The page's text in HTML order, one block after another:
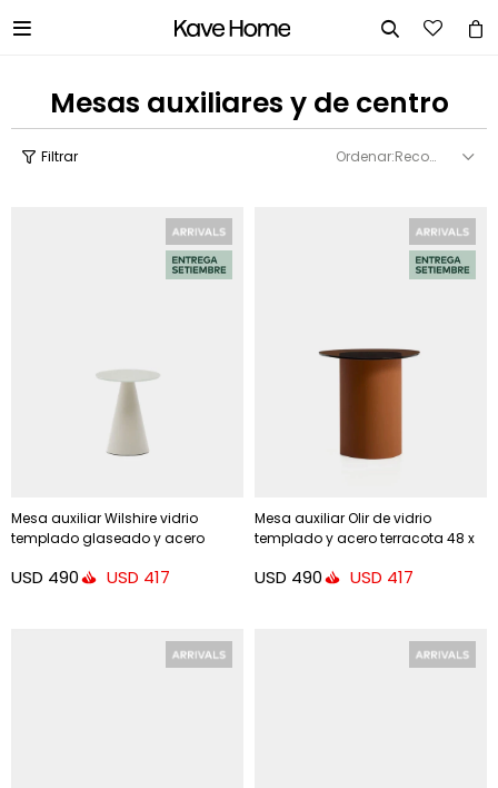
 
Mesas auxiliares y de centro
Recomendados
Mesa auxiliar Wilshire vidrio
templado glaseado y acero
Ø35cm
USD 490 USD 417
Mesa auxiliar Olir de vidrio
templado y acero terracota 48 x
USD 490 USD 417